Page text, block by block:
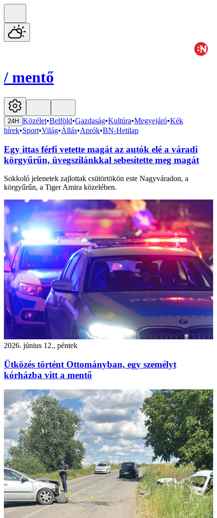
/ mentő
24H Közélet•Belföld•Gazdaság•Kultúra•Megyejáró•Kék
hírek•Sport•Világ•Állás•Aprók•BN-Hetilap
Egy ittas férfi vetette magát az autók elé a váradi
körgyűrűn, üvegszilánkkal sebesítette meg magát
Sokkoló jelenetek zajlottak csütörtökön este Nagyváradon, a
körgyűrűn, a Tiger Amira közelében.
2026. június 12., péntek
Ütközés történt Ottományban, egy személyt
kórházba vitt a mentő